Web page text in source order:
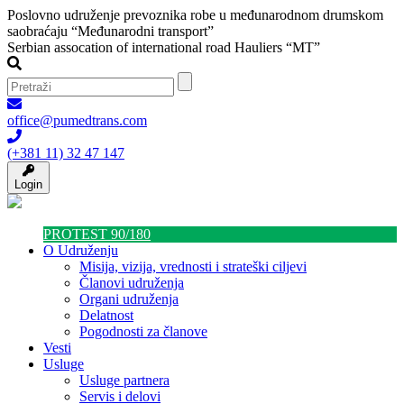
Poslovno udruženje prevoznika robe u međunarodnom drumskom
saobraćaju “Međunarodni transport”
Serbian assocation of international road Hauliers “MT”
office@pumedtrans.com
(+381 11) 32 47 147
Login
PROTEST 90/180
O Udruženju
Misija, vizija, vrednosti i strateški ciljevi
Članovi udruženja
Organi udruženja
Delatnost
Pogodnosti za članove
Vesti
Usluge
Usluge partnera
Servis i delovi